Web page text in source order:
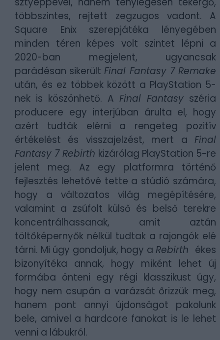
többszintes, rejtett zegzugos vadont. A
Square Enix szerepjátéka lényegében
minden téren képes volt szintet lépni a
2020-ban megjelent, ugyancsak
parádésan sikerültFinal Fantasy 7 Remake
után, és ez többek között a PlayStation 5-
nek is köszönhető. A Final Fantasy széria
producere egy interjúban árulta el, hogy
azért tudták elérni a rengeteg pozitív
értékelést és visszajelzést, mert a Final
Fantasy 7 Rebirth kizárólag PlayStation 5-re
jelent meg. Az egy platformra történő
fejlesztés lehetővé tette a stúdió számára,
hogy a változatos világ megépítésére,
valamint a zsúfolt külső és belső terekre
koncentrálhassanak, amit aztán
töltőképernyők nélkül tudtak a rajongók elé
tárni. Mi úgy gondoljuk, hogy a Rebirth ékes
bizonyítéka annak, hogy miként lehet új
formába önteni egy régi klasszikust úgy,
hogy nem csupán a varázsát őrizzük meg,
hanem pont annyi újdonságot pakolunk
bele, amivel a hardcore fanokat is le lehet
venni a lábukról.